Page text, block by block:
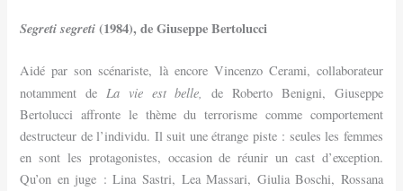
Segreti segreti(1984), de Giuseppe Bertolucci
Aidé par son scénariste, là encore Vincenzo Cerami, collaborateur
notamment deLa vie est belle,
de Roberto Benigni, Giuseppe
Bertolucci affronte le thème du terrorisme comme comportement
destructeur de l’individu. Il suit une étrange piste : seules les femmes
en sont les protagonistes, occasion de réunir un cast d’exception.
Qu’on en juge : Lina Sastri, Lea Massari, Giulia Boschi, Rossana